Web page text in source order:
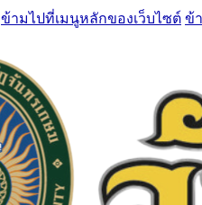
ข้ามไปที่เมนูหลักของเว็บไซต์ ข้